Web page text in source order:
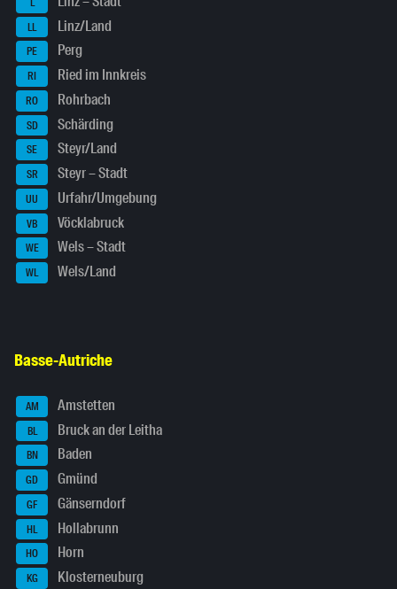
LL Linz/Land
PE Perg
RI Ried im Innkreis
RO Rohrbach
SD Schärding
SE Steyr/Land
SR Steyr – Stadt
UU Urfahr/Umgebung
VB Vöcklabruck
WE Wels – Stadt
WL Wels/Land
Basse-Autriche
AM Amstetten
BL Bruck an der Leitha
BN Baden
GD Gmünd
GF Gänserndorf
HL Hollabrunn
HO Horn
KG Klosterneuburg